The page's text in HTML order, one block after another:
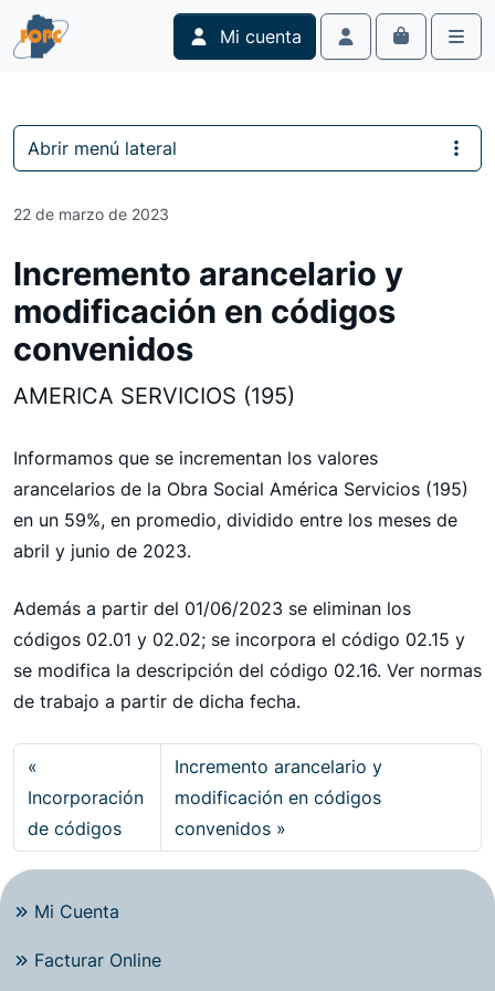
Skip to content
Skip to footer
Mi cuenta
Account
Cart
22 de marzo de 2023
Incremento arancelario y
modificación en códigos
convenidos
AMERICA SERVICIOS (195)
Informamos que se incrementan los valores
arancelarios de la Obra Social América Servicios (195)
en un 59%, en promedio, dividido entre los meses de
abril y junio de 2023.
Además a partir del 01/06/2023 se eliminan los
códigos 02.01 y 02.02; se incorpora el código 02.15 y
se modifica la descripción del código 02.16. Ver normas
de trabajo a partir de dicha fecha.
Incorporación
de códigos
Incremento arancelario y
modificación en códigos
convenidos
Abrir menú lateral
Mi Cuenta
Facturar Online